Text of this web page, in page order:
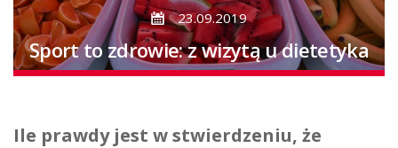
23.09.2019
Sport to zdrowie: z wizytą u dietetyka
Ile prawdy jest w stwierdzeniu, że